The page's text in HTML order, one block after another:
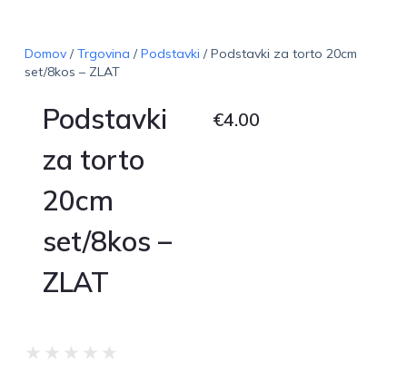
Domov/Trgovina /Podstavki / Podstavki za torto 20cm
set/8kos – ZLAT
Podstavki
za torto
20cm
set/8kos –
ZLAT
€4.00
★ ★ ★ ★ ★